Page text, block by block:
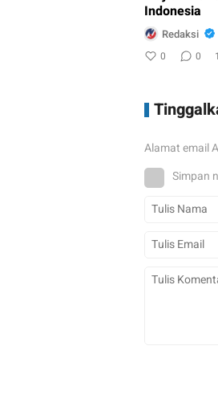
Indonesia
Redaksi
0 0
Alamat email
Simpan